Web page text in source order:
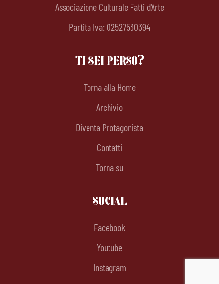
Associazione Culturale Fatti d'Arte
Partita Iva: 02527530394
TI SEI PERSO?
Torna alla Home
Archivio
Diventa Protagonista
Contatti
Torna su
SOCIAL
Facebook
Youtube
Instagram